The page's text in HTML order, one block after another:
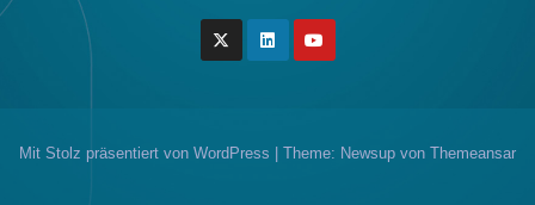
Mit Stolz präsentiert von WordPress Theme: Newsup von Themeansar